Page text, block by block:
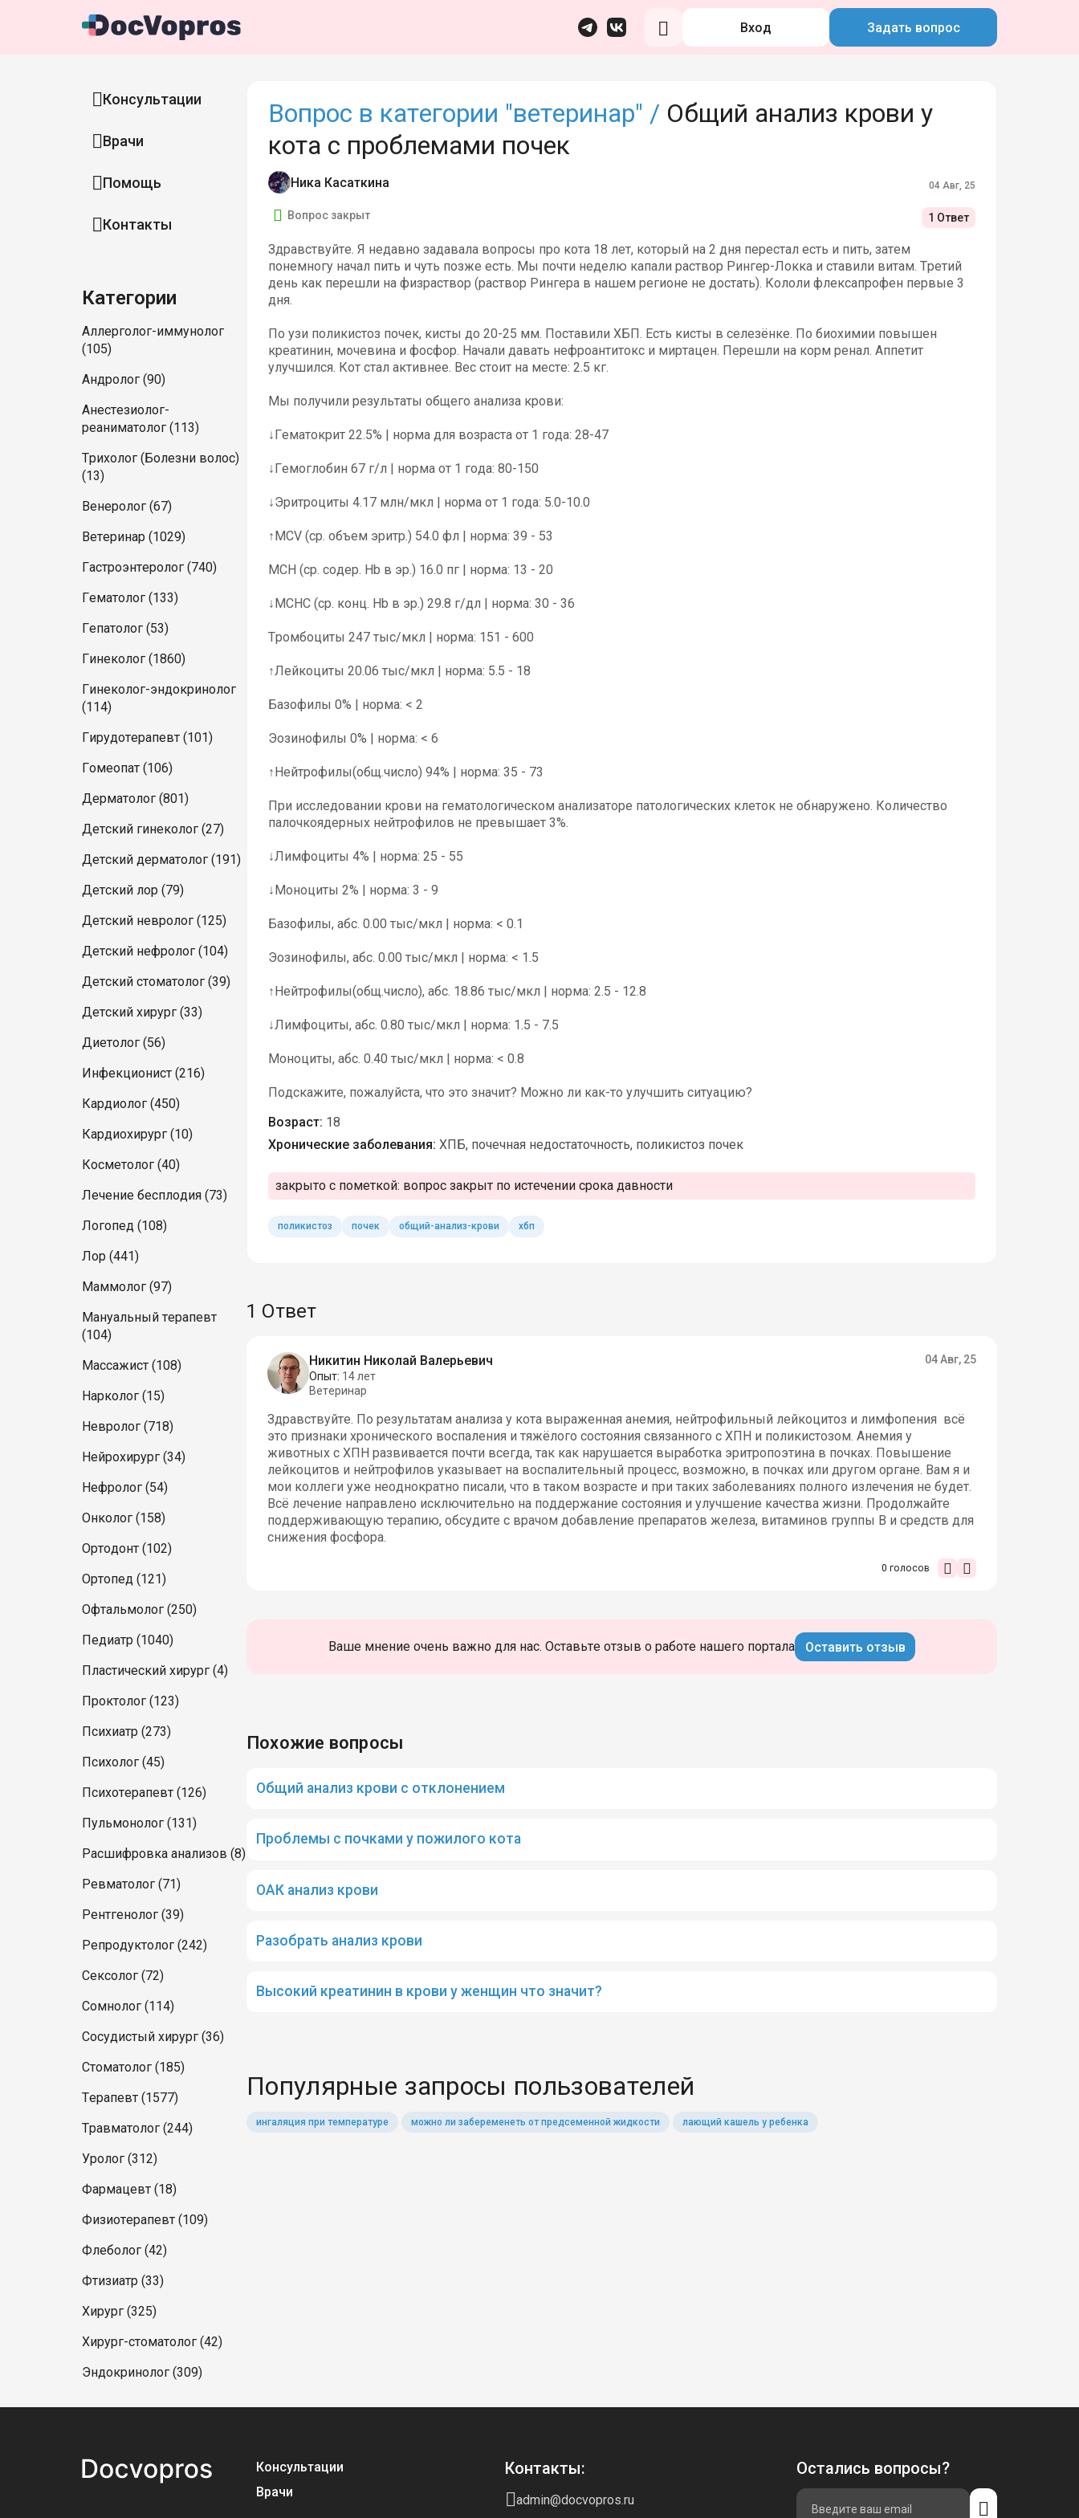
Вход Задать вопрос
Консультации
Врачи
Помощь
Контакты
Категории
Аллерголог-иммунолог
(105)
Андролог (90)
Анестезиолог-
реаниматолог (113)
Трихолог (Болезни волос)
(13)
Венеролог (67)
Ветеринар (1029)
Гастроэнтеролог (740)
Гематолог (133)
Гепатолог (53)
Гинеколог (1860)
Гинеколог-эндокринолог
(114)
Гирудотерапевт (101)
Гомеопат (106)
Дерматолог (801)
Детский гинеколог (27)
Детский дерматолог (191)
Детский лор (79)
Детский невролог (125)
Детский нефролог (104)
Детский стоматолог (39)
Детский хирург (33)
Диетолог (56)
Инфекционист (216)
Кардиолог (450)
Кардиохирург (10)
Косметолог (40)
Лечение бесплодия (73)
Логопед (108)
Лор (441)
Маммолог (97)
Мануальный терапевт
(104)
Массажист (108)
Нарколог (15)
Невролог (718)
Нейрохирург (34)
Нефролог (54)
Онколог (158)
Ортодонт (102)
Ортопед (121)
Офтальмолог (250)
Педиатр (1040)
Пластический хирург (4)
Проктолог (123)
Психиатр (273)
Психолог (45)
Психотерапевт (126)
Пульмонолог (131)
Расшифровка анализов (8)
Ревматолог (71)
Рентгенолог (39)
Репродуктолог (242)
Сексолог (72)
Сомнолог (114)
Сосудистый хирург (36)
Стоматолог (185)
Терапевт (1577)
Травматолог (244)
Уролог (312)
Фармацевт (18)
Физиотерапевт (109)
Флеболог (42)
Фтизиатр (33)
Хирург (325)
Хирург-стоматолог (42)
Эндокринолог (309)
Вопрос в категории "ветеринар" / Общий анализ крови у
кота с проблемами почек
Ника Касаткина 04 Авг, 25
Вопрос закрыт 1 Ответ
Здравствуйте. Я недавно задавала вопросы про кота 18 лет, который на 2 дня перестал есть и пить, затем
понемногу начал пить и чуть позже есть. Мы почти неделю капали раствор Рингер-Локка и ставили витам. Третий
день как перешли на физраствор (раствор Рингера в нашем регионе не достать). Кололи флексапрофен первые 3
дня.
По узи поликистоз почек, кисты до 20-25 мм. Поставили ХБП. Есть кисты в селезёнке. По биохимии повышен
креатинин, мочевина и фосфор. Начали давать нефроантитокс и миртацен. Перешли на корм ренал. Аппетит
улучшился. Кот стал активнее. Вес стоит на месте: 2.5 кг.
Мы получили результаты общего анализа крови:
↓Гематокрит 22.5% | норма для возраста от 1 года: 28-47
↓Гемоглобин 67 г/л | норма от 1 года: 80-150
↓Эритроциты 4.17 млн/мкл | норма от 1 года: 5.0-10.0
↑MCV (ср. объем эритр.) 54.0 фл | норма: 39 - 53
MCH (ср. содер. Hb в эр.) 16.0 пг | норма: 13 - 20
↓МСHС (ср. конц. Hb в эр.) 29.8 г/дл | норма: 30 - 36
Тромбоциты 247 тыс/мкл | норма: 151 - 600
↑Лейкоциты 20.06 тыс/мкл | норма: 5.5 - 18
Базофилы 0% | норма: < 2
Эозинофилы 0% | норма: < 6
↑Нейтрофилы(общ.число) 94% | норма: 35 - 73
При исследовании крови на гематологическом анализаторе патологических клеток не обнаружено. Количество
палочкоядерных нейтрофилов не превышает 3%.
↓Лимфоциты 4% | норма: 25 - 55
↓Моноциты 2% | норма: 3 - 9
Базофилы, абс. 0.00 тыс/мкл | норма: < 0.1
Эозинофилы, абс. 0.00 тыс/мкл | норма: < 1.5
↑Нейтрофилы(общ.число), абс. 18.86 тыс/мкл | норма: 2.5 - 12.8
↓Лимфоциты, абс. 0.80 тыс/мкл | норма: 1.5 - 7.5
Моноциты, абс. 0.40 тыс/мкл | норма: < 0.8
Подскажите, пожалуйста, что это значит? Можно ли как-то улучшить ситуацию?
Возраст: 18
Хронические заболевания: ХПБ, почечная недостаточность, поликистоз почек
закрыто с пометкой: вопрос закрыт по истечении срока давности
поликистоз почек общий-анализ-крови хбп
1 Ответ
Никитин Николай Валерьевич
Опыт: 14 лет
Ветеринар
04 Авг, 25
Здравствуйте. По результатам анализа у кота выраженная анемия, нейтрофильный лейкоцитоз и лимфопения всё
это признаки хронического воспаления и тяжёлого состояния связанного с ХПН и поликистозом. Анемия у
животных с ХПН развивается почти всегда, так как нарушается выработка эритропоэтина в почках. Повышение
лейкоцитов и нейтрофилов указывает на воспалительный процесс, возможно, в почках или другом органе. Вам я и
мои коллеги уже неоднократно писали, что в таком возрасте и при таких заболеваниях полного излечения не будет.
Всё лечение направлено исключительно на поддержание состояния и улучшение качества жизни. Продолжайте
поддерживающую терапию, обсудите с врачом добавление препаратов железа, витаминов группы B и средств для
снижения фосфора.
0 голосов
Ваше мнение очень важно для нас. Оставьте отзыв о работе нашего портала Оставить отзыв
Похожие вопросы
Общий анализ крови с отклонением
Проблемы с почками у пожилого кота
ОАК анализ крови
Разобрать анализ крови
Высокий креатинин в крови у женщин что значит?
Популярные запросы пользователей
ингаляция при температуре можно ли забеременеть от предсеменной жидкости лающий кашель у ребенка
Консультации
Врачи
Контакты:
admin@docvopros.ru
Остались вопросы?